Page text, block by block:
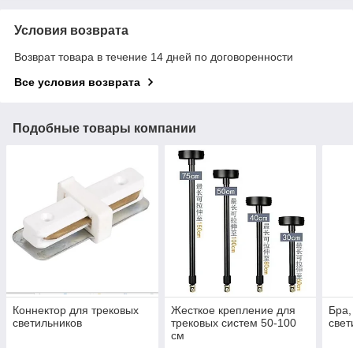
Условия возврата
Возврат товара в течение 14 дней по договоренности
Все условия возврата
Подобные товары компании
Коннектор для трековых
светильников
Жесткое крепление для
трековых систем 50-100
см